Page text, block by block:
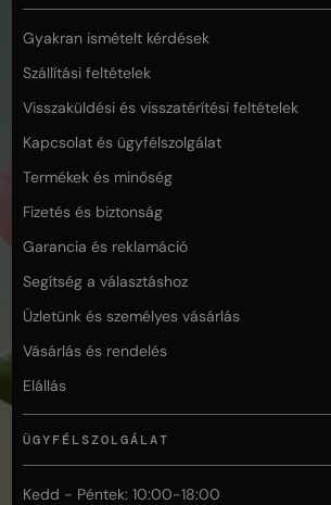
Gyakran ismételt kérdések
Szállítási feltételek
Visszaküldési és visszatérítési feltételek
Kapcsolat és ügyfélszolgálat
Termékek és minőség
Fizetés és biztonság
Garancia és reklamáció
Segítség a választáshoz
Üzletünk és személyes vásárlás
Vásárlás és rendelés
Elállás
ÜGYFÉLSZOLGÁLAT
Kedd - Péntek: 10:00-18:00